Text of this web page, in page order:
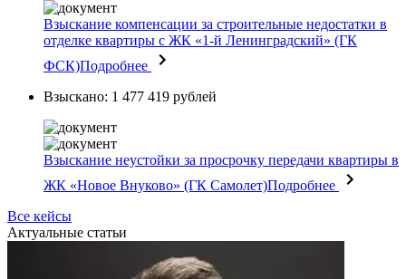
Взыскание компенсации за строительные недостатки в
отделке квартиры с ЖК «1-й Ленинградский» (ГК
ФСК)Подробнее
Взыскано: 1 477 419 рублей
Взыскание неустойки за просрочку передачи квартиры в
ЖК «Новое Внуково» (ГК Самолет)Подробнее
Все кейсы
Актуальные статьи